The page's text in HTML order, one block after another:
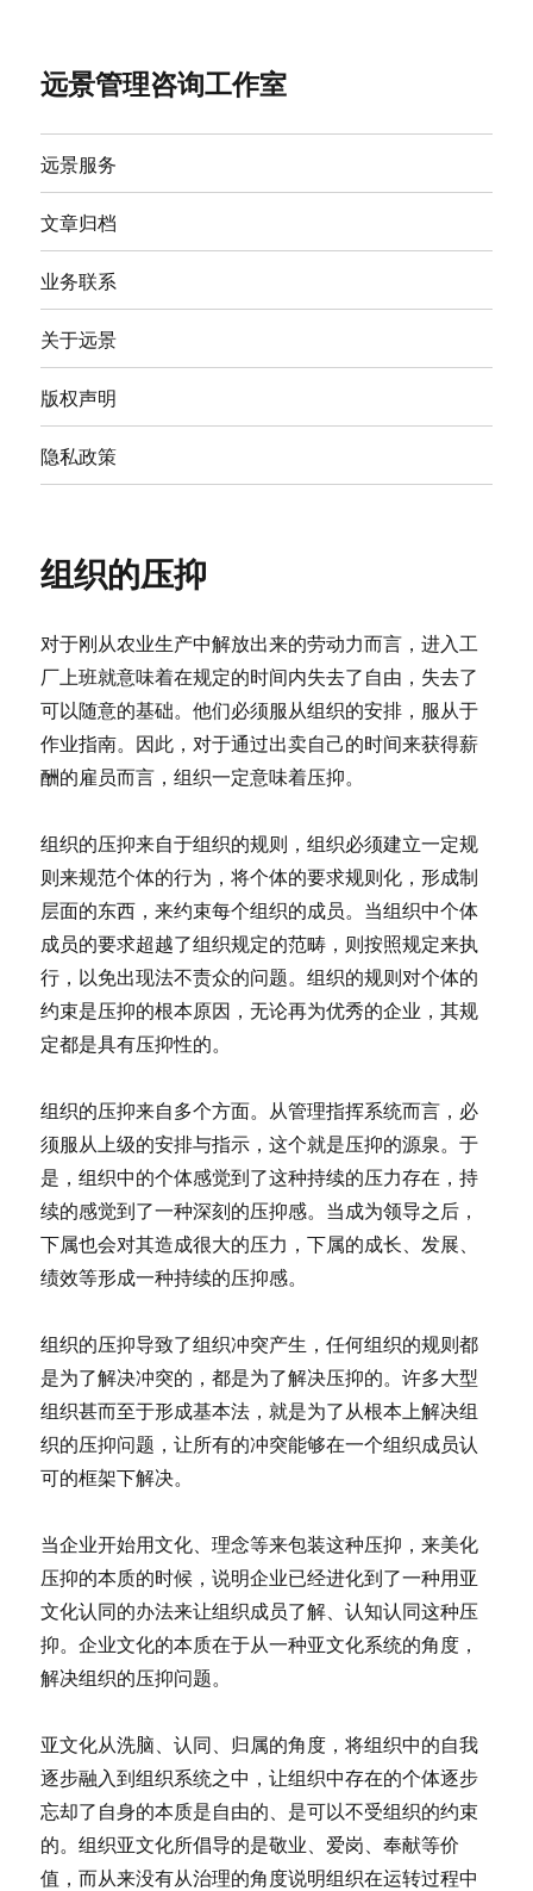
远景管理咨询工作室
远景服务
文章归档
业务联系
关于远景
版权声明
隐私政策
组织的压抑
对于刚从农业生产中解放出来的劳动力而言，进入工
厂上班就意味着在规定的时间内失去了自由，失去了
可以随意的基础。他们必须服从组织的安排，服从于
作业指南。因此，对于通过出卖自己的时间来获得薪
酬的雇员而言，组织一定意味着压抑。
组织的压抑来自于组织的规则，组织必须建立一定规
则来规范个体的行为，将个体的要求规则化，形成制
层面的东西，来约束每个组织的成员。当组织中个体
成员的要求超越了组织规定的范畴，则按照规定来执
行，以免出现法不责众的问题。组织的规则对个体的
约束是压抑的根本原因，无论再为优秀的企业，其规
定都是具有压抑性的。
组织的压抑来自多个方面。从管理指挥系统而言，必
须服从上级的安排与指示，这个就是压抑的源泉。于
是，组织中的个体感觉到了这种持续的压力存在，持
续的感觉到了一种深刻的压抑感。当成为领导之后，
下属也会对其造成很大的压力，下属的成长、发展、
绩效等形成一种持续的压抑感。
组织的压抑导致了组织冲突产生，任何组织的规则都
是为了解决冲突的，都是为了解决压抑的。许多大型
组织甚而至于形成基本法，就是为了从根本上解决组
织的压抑问题，让所有的冲突能够在一个组织成员认
可的框架下解决。
当企业开始用文化、理念等来包装这种压抑，来美化
压抑的本质的时候，说明企业已经进化到了一种用亚
文化认同的办法来让组织成员了解、认知认同这种压
抑。企业文化的本质在于从一种亚文化系统的角度，
解决组织的压抑问题。
亚文化从洗脑、认同、归属的角度，将组织中的自我
逐步融入到组织系统之中，让组织中存在的个体逐步
忘却了自身的本质是自由的、是可以不受组织的约束
的。组织亚文化所倡导的是敬业、爱岗、奉献等价
值，而从来没有从治理的角度说明组织在运转过程中